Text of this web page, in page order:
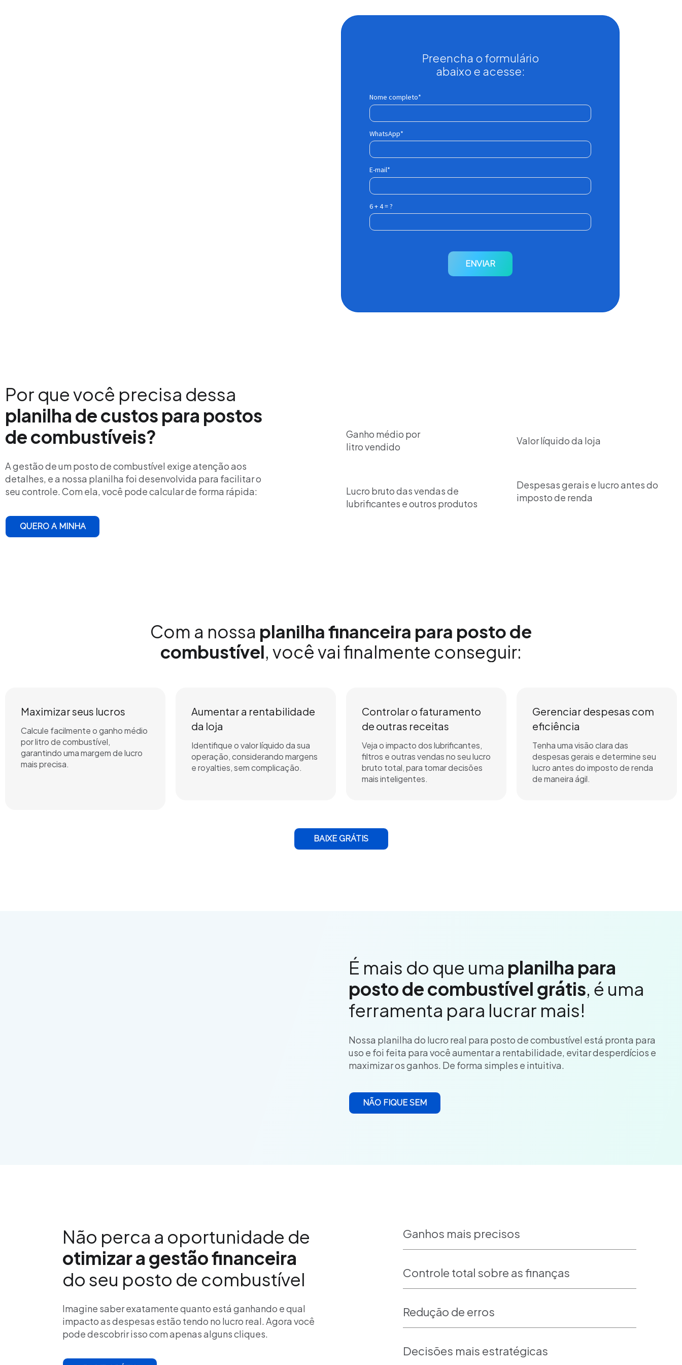
Preencha o formulário
abaixo e acesse:
Nome completo*
WhatsApp*
E-mail*
6 + 4 = ?
ENVIAR
Por que você precisa dessa
planilha de custos para postos
de combustíveis?
A gestão de um posto de combustível exige atenção aos
detalhes, e a nossa planilha foi desenvolvida para facilitar o
seu controle. Com ela, você pode calcular de forma rápida:
QUERO A MINHA
Ganho médio por
litro vendido
Lucro bruto das vendas de
lubrificantes e outros produtos
Valor líquido da loja
Despesas gerais e lucro antes do
imposto de renda
Com a nossa planilha financeira para posto de
combustível, você vai finalmente conseguir:
Maximizar seus lucros
Calcule facilmente o ganho médio
por litro de combustível,
garantindo uma margem de lucro
mais precisa.
Aumentar a rentabilidade
da loja
Identifique o valor líquido da sua
operação, considerando margens
e royalties, sem complicação.
Controlar o faturamento
de outras receitas
Veja o impacto dos lubrificantes,
filtros e outras vendas no seu lucro
bruto total, para tomar decisões
mais inteligentes.
Gerenciar despesas com
eficiência
Tenha uma visão clara das
despesas gerais e determine seu
lucro antes do imposto de renda
de maneira ágil.
BAIXE GRÁTIS
É mais do que uma planilha para
posto de combustível grátis, é uma
ferramenta para lucrar mais!
Nossa planilha do lucro real para posto de combustível está pronta para
uso e foi feita para você aumentar a rentabilidade, evitar desperdícios e
maximizar os ganhos. De forma simples e intuitiva.
NÃO FIQUE SEM
Não perca a oportunidade de
otimizar a gestão financeira
do seu posto de combustível
Imagine saber exatamente quanto está ganhando e qual
impacto as despesas estão tendo no lucro real. Agora você
pode descobrir isso com apenas alguns cliques.
Ganhos mais precisos
Controle total sobre as finanças
Redução de erros
Decisões mais estratégicas